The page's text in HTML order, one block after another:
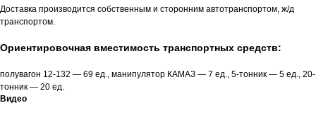
Доставка производится собственным и сторонним автотранспортом, ж/д
транспортом.
Ориентировочная вместимость транспортных средств:
полувагон 12-132 — 69 ед., манипулятор КАМАЗ — 7 ед., 5-тонник — 5 ед., 20-
тонник — 20 ед.
Видео